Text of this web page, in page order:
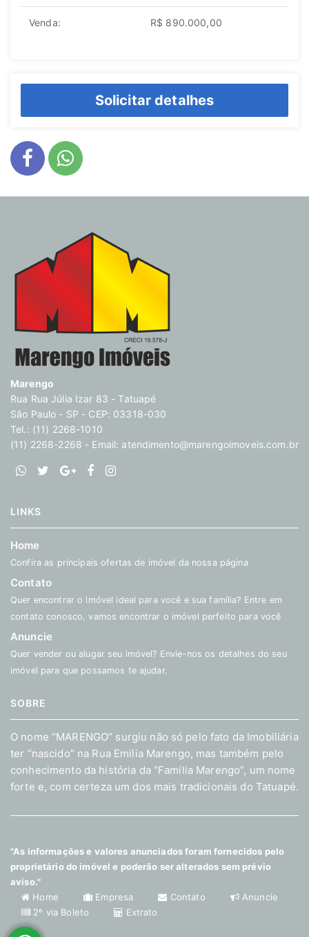
Venda: R$ 890.000,00
Solicitar detalhes
Marengo
Rua Rua Júlia Izar 83 - Tatuapé
São Paulo - SP - CEP: 03318-030
Tel.: (11) 2268-1010
(11) 2268-2268 - Email: atendimento@marengoimoveis.com.br
LINKS
Home
Confira as principais ofertas de imóvel da nossa página
Contato
Quer encontrar o imóvel ideal para você e sua família? Entre em
contato conosco, vamos encontrar o imóvel perfeito para você
Anuncie
Quer vender ou alugar seu imóvel? Envie-nos os detalhes do seu
imóvel para que possamos te ajudar.
SOBRE
O nome “MARENGO” surgiu não só pelo fato da Imobiliária
ter “nascido” na Rua Emilia Marengo, mas também pelo
conhecimento da história da “Família Marengo”, um nome
forte e, com certeza um dos mais tradicionais do Tatuapé.
"As informações e valores anunciados foram fornecidos pelo
proprietário do imóvel e poderão ser alterados sem prévio
aviso."
Home
Empresa Contato
Anuncie
2º via Boleto
Extrato